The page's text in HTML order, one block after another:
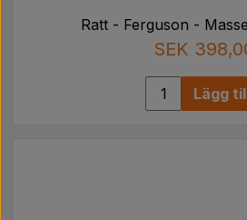
Ratt - Ferguson -
SEK
Lägg